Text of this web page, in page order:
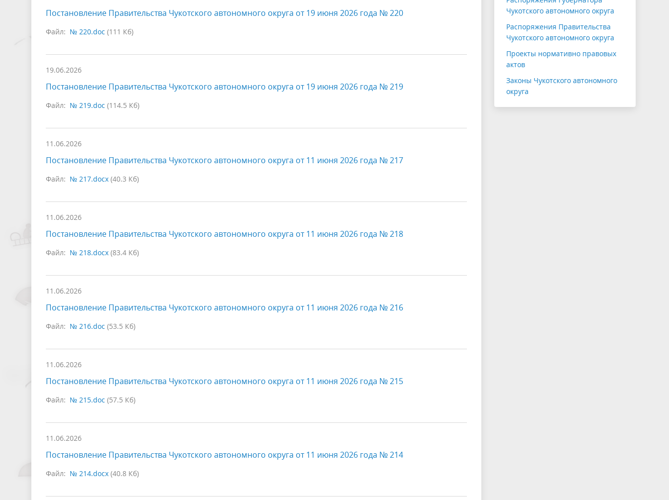
Постановление Правительства Чукотского автономного округа от 19 июня 2026 года № 220
Файл: № 220.doc (111 Кб)
19.06.2026
Постановление Правительства Чукотского автономного округа от 19 июня 2026 года № 219
Файл: № 219.doc (114.5 Кб)
11.06.2026
Постановление Правительства Чукотского автономного округа от 11 июня 2026 года № 217
Файл: № 217.docx (40.3 Кб)
11.06.2026
Постановление Правительства Чукотского автономного округа от 11 июня 2026 года № 218
Файл: № 218.docx (83.4 Кб)
11.06.2026
Постановление Правительства Чукотского автономного округа от 11 июня 2026 года № 216
Файл: № 216.doc (53.5 Кб)
11.06.2026
Постановление Правительства Чукотского автономного округа от 11 июня 2026 года № 215
Файл: № 215.doc (57.5 Кб)
11.06.2026
Постановление Правительства Чукотского автономного округа от 11 июня 2026 года № 214
Файл: № 214.docx (40.8 Кб)
Чукотского автономного округа
Распоряжения Правительства
Чукотского автономного округа
Проекты нормативно правовых
актов
Законы Чукотского автономного
округа